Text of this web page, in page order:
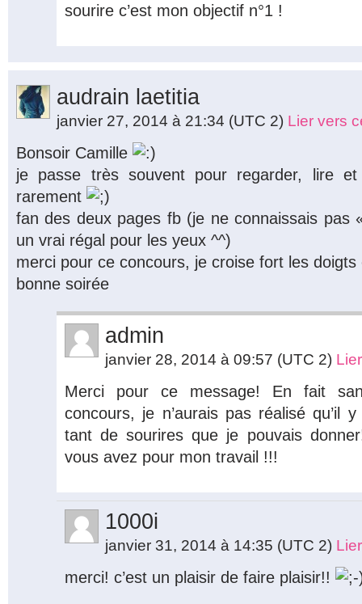
sourire c’est mon objectif n°1 !
audrain laetitia
janvier 27, 2014 à 21:34 (UTC 2) Lier vers
Bonsoir Camille
je passe très souvent pour regarder, lire
rarement
fan des deux pages fb (je ne connaissais
un vrai régal pour les yeux ^^)
merci pour ce concours, je croise fort les
bonne soirée
admin
janvier 28, 2014 à 09:57 (UTC 2)
Merci pour ce message! En fait
concours, je n’aurais pas réalisé qu’il
tant de sourires que je pouvais
vous avez pour mon travail !!!
1000i
janvier 31, 2014 à 14:35 (UTC 2)
merci! c’est un plaisir de faire plaisir!!